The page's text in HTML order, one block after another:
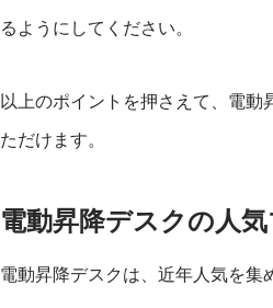
るようにしてください。
以上のポイントを押さえて、電
ただけます。
電動昇降デスクの人
電動昇降デスクは、近年人気を集